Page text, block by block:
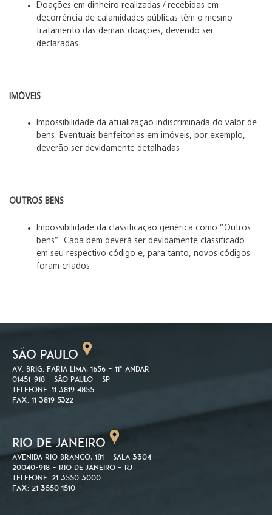
Doações em dinheiro realizadas / recebidas em
decorrência de calamidades públicas têm o mesmo
tratamento das demais doações, devendo ser
declaradas
IMÓVEIS
Impossibilidade da atualização indiscriminada do valor de
bens. Eventuais benfeitorias em imóveis, por exemplo,
deverão ser devidamente detalhadas
OUTROS BENS
Impossibilidade da classificação genérica como “Outros
bens”. Cada bem deverá ser devidamente classificado
em seu respectivo código e, para tanto, novos códigos
foram criados
SÃO PAULO
Av. Brig. Faria Lima, 1656 – 11º andar
01451-918 – São Paulo – SP
Telefone: 11 3819 4855
Fax: 11 3819 5322
RIO DE JANEIRO
Avenida Rio Branco, 181 – Sala 3304
20040-918 – Rio de Janeiro – RJ
Telefone: 21 3550 3000
Fax: 21 3550 1510